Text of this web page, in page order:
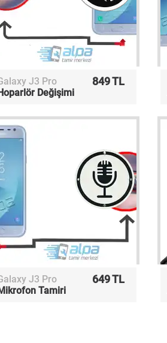
J3 Pro 849 TL
Değişimi
J3 Pro 649 TL
Tamiri